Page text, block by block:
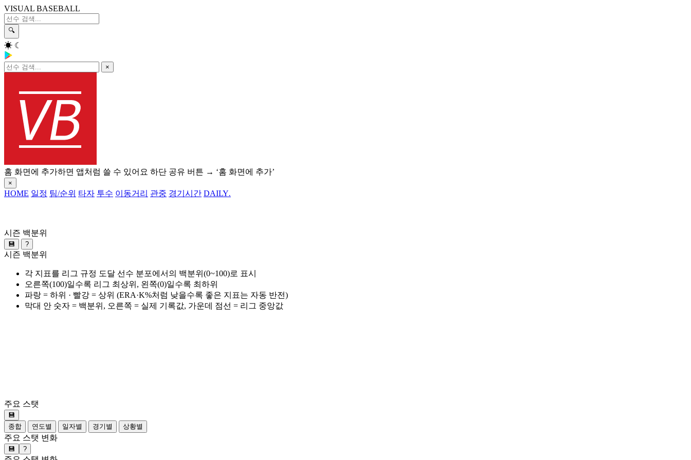
VISUAL BASEBALL
🔍
☀ ☾
×
홈 화면에 추가하면 앱처럼 쓸 수 있어요 하단 공유 버튼 → ‘홈 화면에 추가’
×
HOME 일정 팀/순위 타자 투수 이동거리 관중 경기시간 DAILY.
시즌 백분위
💾 ?
시즌 백분위
각 지표를 리그 규정 도달 선수 분포에서의 백분위(0~100)로 표시
오른쪽(100)일수록 리그 최상위, 왼쪽(0)일수록 최하위
파랑 = 하위 · 빨강 = 상위 (ERA·K%처럼 낮을수록 좋은 지표는 자동 반전)
막대 안 숫자 = 백분위, 오른쪽 = 실제 기록값, 가운데 점선 = 리그 중앙값
주요 스탯
💾
종합
연도별 일자별 경기별 상황별
주요 스탯 변화
💾 ?